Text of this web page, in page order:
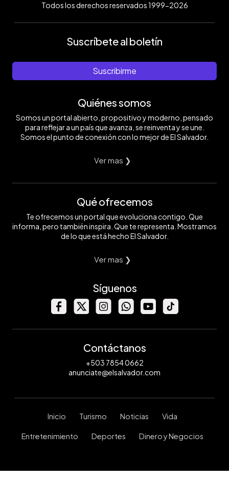
Todos los derechos reservados 1999-2026
Suscríbete al boletín
Suscribirme
Quiénes somos
Somos un portal abierto, propositivo y moderno, pensado
para reflejar a un país que avanza, se reinventa y se une.
Somos el punto de conexión con lo mejor de El Salvador.
Ver mas ❯
Qué ofrecemos
Te ofrecemos un portal que evoluciona contigo. Que
informa, pero también inspira. Que te representa. Mostramos
de lo que está hecho El Salvador.
Ver mas ❯
Síguenos
Contáctanos
+503 7854 0662
anunciate@elsalvador.com
Inicio Turismo Noticias Vida
Entretenimiento Deportes Dinero y Negocios